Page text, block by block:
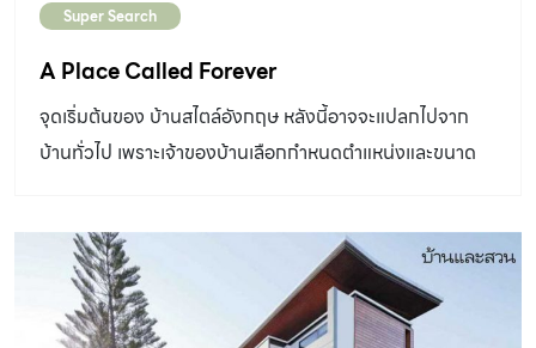
Super Search
A Place Called Forever
จุดเริ่มต้นของ บ้านสไตล์อังกฤษ หลังนี้อาจจะแปลกไปจาก
บ้านทั่วไป เพราะเจ้าของบ้านเลือกกำหนดตำแหน่งและขนาด
เจ้าของบ้านฝ่ายหญิงให้ความกระจ่างว่า “ได้ประสบการณ์มา
จากบ้านหลังแรกค่ะ เพราะไม่ใช่แบบที่เราอยากได้เลย เราฟัง
และเชื่อคนอื่นมากเกินไป คิดเอาว่าคงจะดีถ้าเป็นอย่างที่ใครเขา